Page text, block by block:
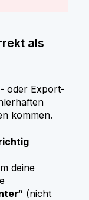
als
oder Export-
kommen.
deine
(nicht